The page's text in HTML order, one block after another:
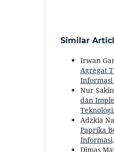
Similar
Irwan
Agregat
Informasi
Nur
dan
Adzkia
Paprika
Dimas